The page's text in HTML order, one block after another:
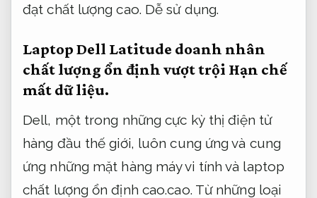
đạt chất lượng cao. Dễ sử dụng.
Laptop Dell Latitude doanh nhân
chất lượng ổn định vượt trội Hạn chế
mất dữ liệu.
Dell, một trong những cực kỳ thị điện tử
hàng đầu thế giới, luôn cung ứng và cung
ứng những mặt hàng máy vi tính và laptop
chất lượng ổn định cao.cao. Từ những loại